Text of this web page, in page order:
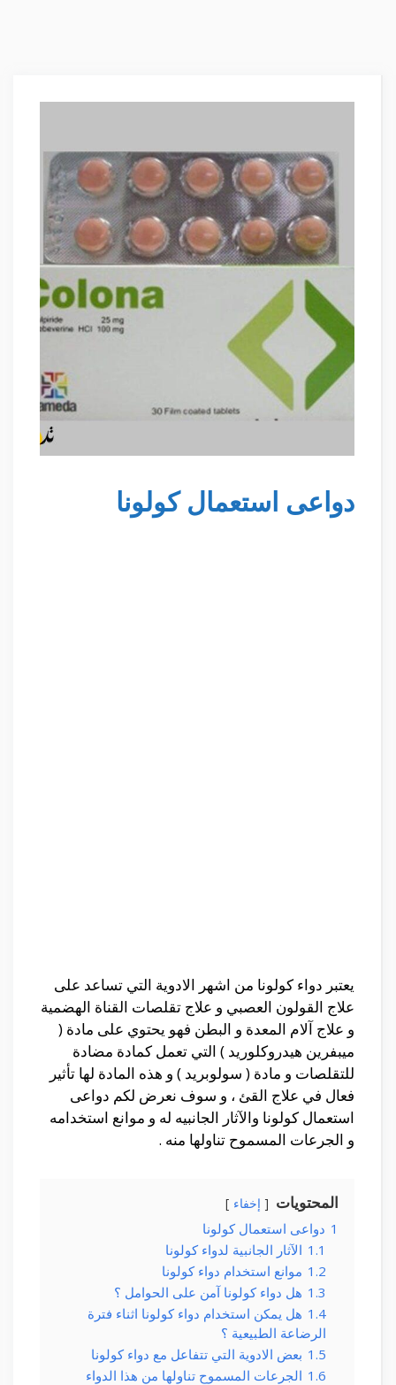
دواعى استعمال كولونا
يعتبر دواء كولونا من اشهر الادوية التي تساعد على
علاج القولون العصبي و علاج تقلصات القناة الهضمية
و علاج آلام المعدة و البطن فهو يحتوي على مادة (
ميبفرين هيدروكلوريد ) التي تعمل كمادة مضادة
للتقلصات و مادة ( سولوبريد ) و هذه المادة لها تأثير
فعال في علاج القئ ، و سوف نعرض لكم دواعى
استعمال كولونا والآثار الجانبيه له و موانع استخدامه
و الجرعات المسموح تناولها منه .
المحتويات إخفاء
1 دواعى استعمال كولونا
1.1 الآثار الجانبية لدواء كولونا
1.2 موانع استخدام دواء كولونا
1.3 هل دواء كولونا آمن على الحوامل ؟
1.4 هل يمكن استخدام دواء كولونا اثناء فترة
الرضاعة الطبيعية ؟
1.5 بعض الادوية التي تتفاعل مع دواء كولونا
1.6 الجرعات المسموح تناولها من هذا الدواء